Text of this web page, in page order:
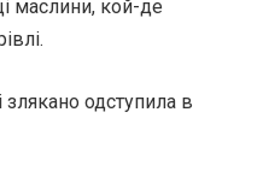
маслини, кой-де
одступила в